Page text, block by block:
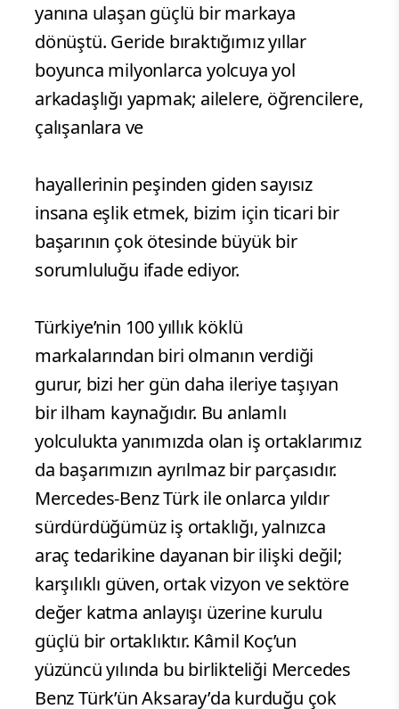
yanına ulaşan güçlü bir markaya
dönüştü. Geride bıraktığımız yıllar
boyunca milyonlarca yolcuya yol
arkadaşlığı yapmak; ailelere, öğrencilere,
çalışanlara ve
hayallerinin peşinden giden sayısız
insana eşlik etmek, bizim için ticari bir
başarının çok ötesinde büyük bir
sorumluluğu ifade ediyor.
Türkiye’nin 100 yıllık köklü
markalarından biri olmanın verdiği
gurur, bizi her gün daha ileriye taşıyan
bir ilham kaynağıdır. Bu anlamlı
yolculukta yanımızda olan iş ortaklarımız
da başarımızın ayrılmaz bir parçasıdır.
Mercedes-Benz Türk ile onlarca yıldır
sürdürdüğümüz iş ortaklığı, yalnızca
araç tedarikine dayanan bir ilişki değil;
karşılıklı güven, ortak vizyon ve sektöre
değer katma anlayışı üzerine kurulu
güçlü bir ortaklıktır. Kâmil Koç’un
yüzüncü yılında bu birlikteliği Mercedes
Benz Türk’ün Aksaray’da kurduğu çok